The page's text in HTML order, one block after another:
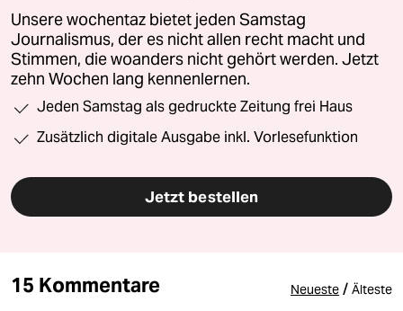
Unsere wochentaz bietet jeden Samstag
Journalismus, der es nicht allen recht macht und
Stimmen, die woanders nicht gehört werden. Jetzt
zehn Wochen lang kennenlernen.
Jeden Samstag als gedruckte Zeitung frei Haus
Zusätzlich digitale Ausgabe inkl. Vorlesefunktion
Jetzt bestellen
15 Kommentare Neueste / Älteste